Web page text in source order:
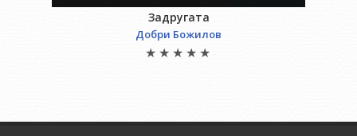
Задругата
Добри Божилов